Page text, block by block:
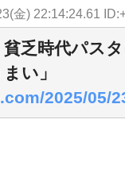
金) 22:14:24.61
貧乏時代パス
い」
2025/05/